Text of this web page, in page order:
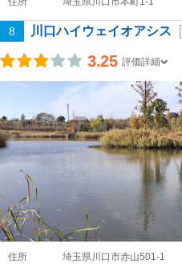
8 川口ハイウェイオアシス
3.25 評価詳細
住所 埼玉県川口市赤山501-1